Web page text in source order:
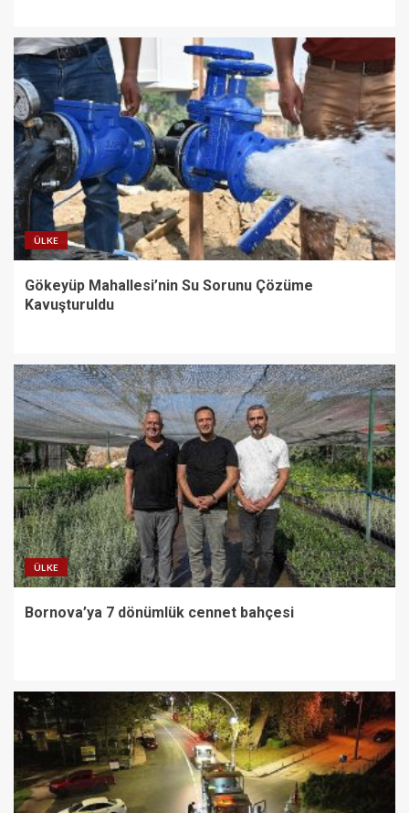
ÜLKE
Gökeyüp Mahallesi’nin Su Sorunu Çözüme
Kavuşturuldu
ÜLKE
Bornova’ya 7 dönümlük cennet bahçesi